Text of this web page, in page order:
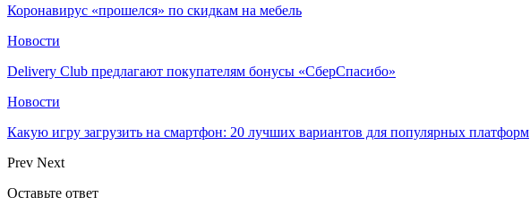
Коронавирус «прошелся» по скидкам на мебель
Новости
Delivery Club предлагают покупателям бонусы «СберСпасибо»
Новости
Какую игру загрузить на смартфон: 20 лучших вариантов для популярных платформ
Prev Next
Оставьте ответ